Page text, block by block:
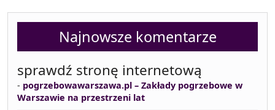
Najnowsze komentarze
sprawdź stronę internetową
- pogrzebowawarszawa.pl – Zakłady pogrzebowe w
Warszawie na przestrzeni lat